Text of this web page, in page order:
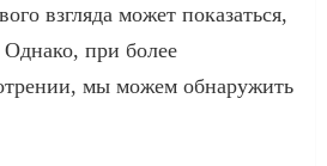
взгляда может показаться,
при более
мы можем обнаружить